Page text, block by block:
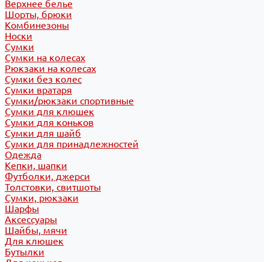
Верхнее белье
Шорты, брюки
Комбинезоны
Носки
Сумки
Сумки на колесах
Рюкзаки на колесах
Сумки без колес
Сумки вратаря
Сумки/рюкзаки спортивные
Сумки для клюшек
Сумки для коньков
Сумки для шайб
Сумки для принадлежностей
Одежда
Кепки, шапки
Футболки, джерси
Толстовки, свитшоты
Сумки, рюкзаки
Шарфы
Аксессуары
Шайбы, мячи
Для клюшек
Бутылки